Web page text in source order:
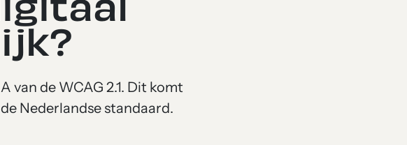
van de WCAG 2.1. Dit komt
Nederlandse standaard.